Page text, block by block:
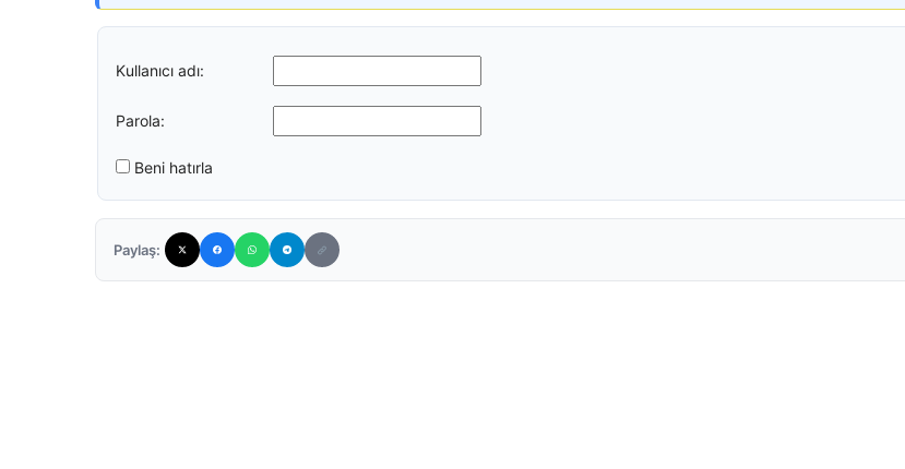
Kullanıcı adı:
Parola:
Beni hatırla
Paylaş: